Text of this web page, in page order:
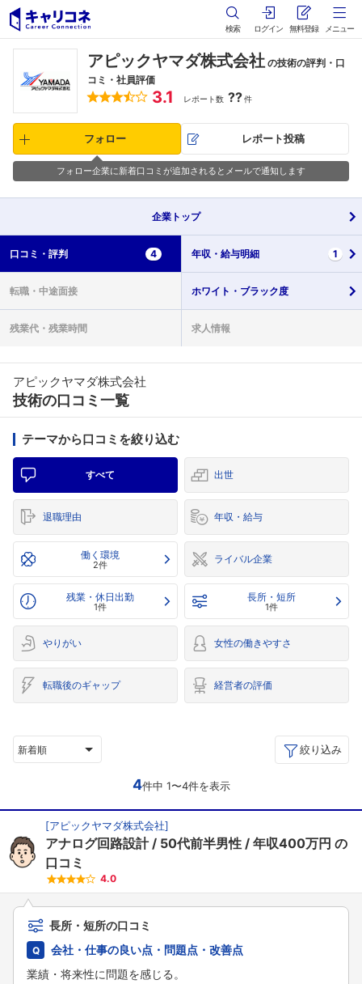
検索 ログイン 無料登録 メニュー
アピックヤマダ株式会社 の技術の評判・口
コミ・社員評価
3.1 レポート数 ??件
フォロー レポート投稿
フォロー企業に新着口コミが追加されるとメールで通知します
企業 トップ
口コミ・ 評判 4 年収・ 給与明細 1
転職・ 中途面接 ホワイト・ ブラック度
残業代・ 残業時間 求人情報
アピックヤマダ株式会社
技術の口コミ一覧
テーマから口コミを絞り込む
すべて 出世
退職理由 年収・給与
働く環境
2件 ライバル企業
残業・休日出勤
1件
長所・短所
1件
やりがい 女性の働きやすさ
転職後のギャップ 経営者の評価
新着順 絞り込み
4件中 1〜4件を表示
[アピックヤマダ株式会社]
アナログ回路設計 50代前半男性 年収400万円 の
口コミ
4.0
長所・短所の口コミ
会社・仕事の良い点・問題点・改善点
業績・将来性に問題を感じる。